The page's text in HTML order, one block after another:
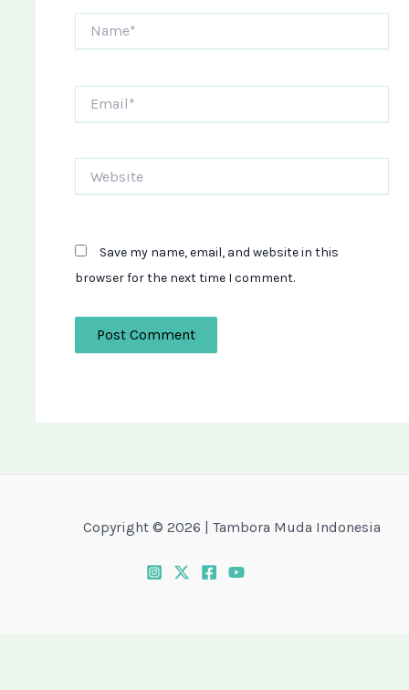
Save my name, email, and website in this
browser for the next time I comment.
Copyright © 2026 | Tambora Muda Indonesia